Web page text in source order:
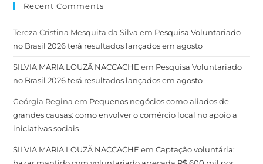
Recent Comments
Tereza Cristina Mesquita da Silva em Pesquisa Voluntariado
no Brasil 2026 terá resultados lançados em agosto
SILVIA MARIA LOUZÃ NACCACHE em Pesquisa Voluntariado
no Brasil 2026 terá resultados lançados em agosto
Geórgia Regina em Pequenos negócios como aliados de
grandes causas: como envolver o comércio local no apoio a
iniciativas sociais
SILVIA MARIA LOUZÃ NACCACHE emCaptação voluntária: